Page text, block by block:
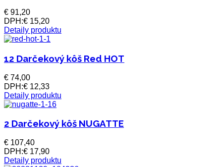
€ 91,20
DPH:€ 15,20
Detaily produktu
12 Darčekový kôš Red HOT
€ 74,00
DPH:€ 12,33
Detaily produktu
2 Darčekový kôš NUGATTE
€ 107,40
DPH:€ 17,90
Detaily produktu